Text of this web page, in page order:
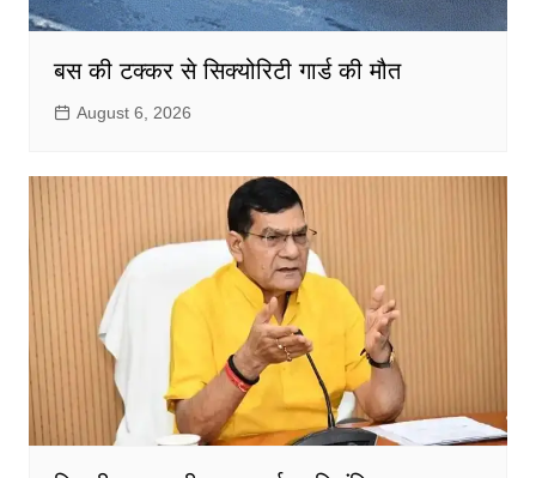
बस की टक्कर से सिक्योरिटी गार्ड की मौत
August 6, 2026